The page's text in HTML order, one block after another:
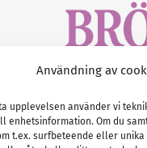
Användning av
upplevelsen använder vi
enhetsinformation. Om du
t.ex. surfbeteende eller
Tel :0522-68 11
E-post: